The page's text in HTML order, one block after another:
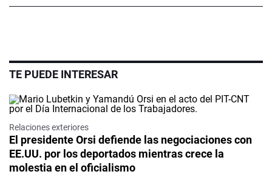
TE PUEDE INTERESAR
Relaciones exteriores
El presidente Orsi defiende las negociaciones con
EE.UU. por los deportados mientras crece la
molestia en el oficialismo